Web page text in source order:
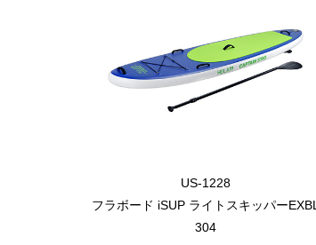
US-1228
フラボード iSUP ライトスキッパーEXBL
304